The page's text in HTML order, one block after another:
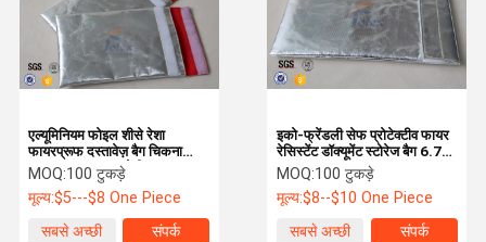
इको-फ्रेंडली सेफ प्रोटेक्टीव फायर
रेसिस्टेंट डॉक्यूमेंट स्टोरेज बैग 6.7
"एक्स 10.6"
MOQ:100 टुकड़े
मूल्य:$8--$10 One Piece
सबसे अच्छी
संपर्क
एल्यूमिनियम फोइल शीसे रेशा
फायरप्रूफ दस्तावेज़ बैग चिकना
सतह 17 एक्स 27 सेमी
MOQ:100 टुकड़े
मूल्य:$5---$8 One Piece
सबसे अच्छी
संपर्क